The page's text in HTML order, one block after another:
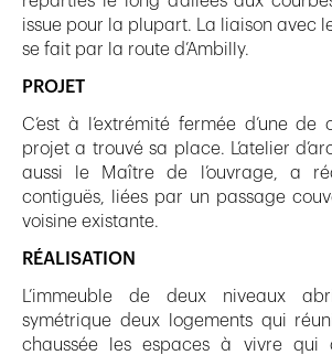
issue pour la plupart. La liaison avec
se fait par la route d’Ambilly.
PROJET
C’est à l’extrémité fermée d’une
projet a trouvé sa place. L’atelier
aussi le Maître de l’ouvrage, a
contiguës, liées par un passage
voisine existante.
RÉALISATION
L’immeuble de deux niveaux
symétrique deux logements qui
chaussée les espaces à vivre qui